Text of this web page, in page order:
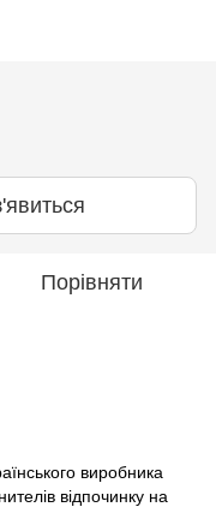
Порівняти
виробника
відпочинку на